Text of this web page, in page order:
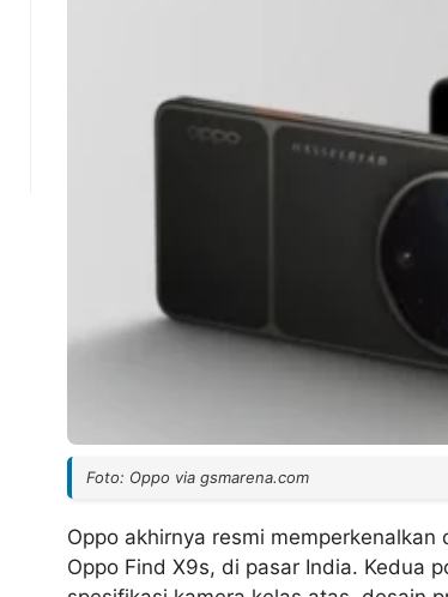
Foto: Oppo via gsmarena.com
Oppo akhirnya resmi
Oppo Find X9s, di pasar India. Kedua